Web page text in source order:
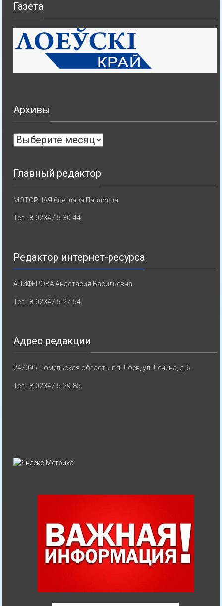
Газета
Архивы
Архивы
Главный редактор
МОТОРНАЯ Светлана Павловна
Тел.: 8-02347-5-30-44.
Редактор интернет-ресурса
АЛИФЕРОВА Анастасия Васильевна
Тел.: 8-02347-5-27-54.
Адрес редакции
247095, Гомельская область, г.п. Лоев, ул. Ленина, д. 6.
Тел.: 8-02347-5-29-85.